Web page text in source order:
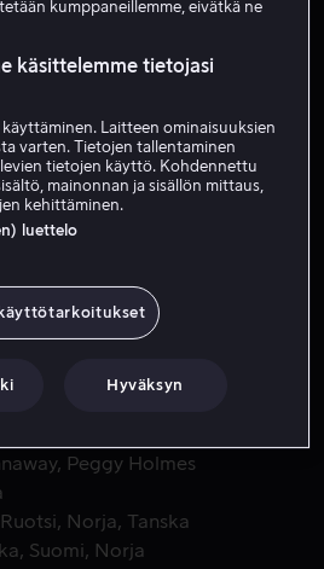
3,99 €
13,99 €
ja ystävät uskaltautuvat
ja ystävät uskaltautuvat
keijusiipien salaisuutta.
Peggy Holmes
Ruotsi Norja
Tanska
Suomi Norja
kumppaneillemme, eivätkä ne
käsittelemme tietojasi
käyttäminen. Laitteen ominaisuuksien
varten. Tietojen tallentaminen
tietojen käyttö. Kohdennettu
mainonnan ja sisällön mittaus,
kehittäminen.
luettelo
Hyväksyn